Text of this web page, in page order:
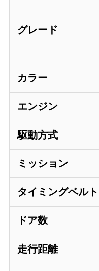
グレード
カラー
エンジン
駆動方式
ミッション
タイミングベルト
ドア数
走行距離